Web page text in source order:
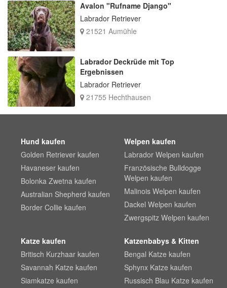
Avalon "Rufname Django"
Labrador Retriever
21521 Aumühle
Labrador Deckrüde mit Top
Ergebnissen
Labrador Retriever
21755 Hechthausen
Hund kaufen
Golden Retriever kaufen
Havaneser kaufen
Bolonka Zwetna kaufen
Australian Shepherd kaufen
Border Collie kaufen
Welpen kaufen
Labrador Welpen kaufen
Französische Bulldogge
Welpen kaufen
Malinois Welpen kaufen
Dackel Welpen kaufen
Zwergspitz Welpen kaufen
Katze kaufen
Britisch Kurzhaar kaufen
Savannah Katze kaufen
Siamkatze kaufen
Katzenbabys & Kitten
Bengal Katze kaufen
Sphynx Katze kaufen
Russisch Blau Katze kaufen